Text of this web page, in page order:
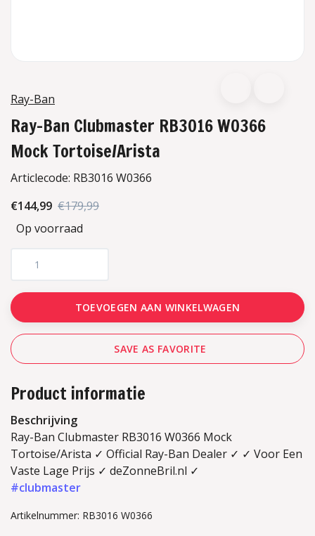
Ray-Ban
Ray-Ban Clubmaster RB3016 W0366
Mock Tortoise/Arista
Articlecode: RB3016 W0366
€144,99 €179,99
Op voorraad
TOEVOEGEN AAN WINKELWAGEN
SAVE AS FAVORITE
Product informatie
Beschrijving
Ray-Ban Clubmaster RB3016 W0366 Mock
Tortoise/Arista ✓ Official Ray-Ban Dealer ✓ ✓ Voor Een
Vaste Lage Prijs ✓ deZonneBril.nl ✓
#clubmaster
Artikelnummer: RB3016 W0366